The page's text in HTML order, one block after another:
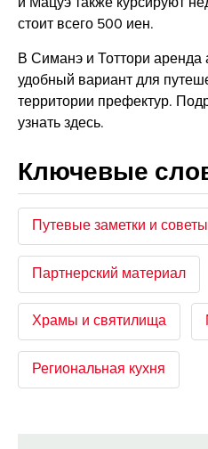
стоит всего 500 иен.
В Симанэ и Тоттори
удобный вариант для
территории префектур.
узнать здесь.
Ключевые
Путевые заметки и советы
Партнерский материал
Храмы и святилища
Региональная кухня